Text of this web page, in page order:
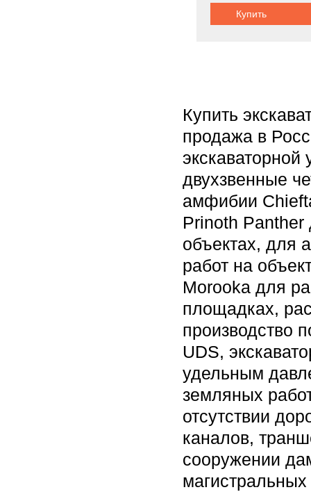
Купить
Купить
продажа в
двухзвенные
амфибии
Prinoth Panther
объектах, для
работ на
Morooka для
площадках,
производство
UDS,
удельным
земляных
отсутствии
каналов,
сооружении